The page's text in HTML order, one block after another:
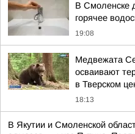
В Смоленске
горячее
19:08
Медвежата
осваивают
в Тверском
18:13
В Якутии и Смоленской